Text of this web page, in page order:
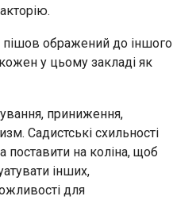
пішов ображений до іншого
у цьому закладі як
приниження,
Садистські схильності
поставити на коліна, щоб
інших,
для